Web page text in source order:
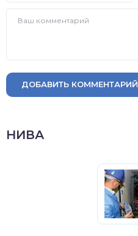
ДОБАВИТЬ КОММЕНТАРИЙ
НИВА